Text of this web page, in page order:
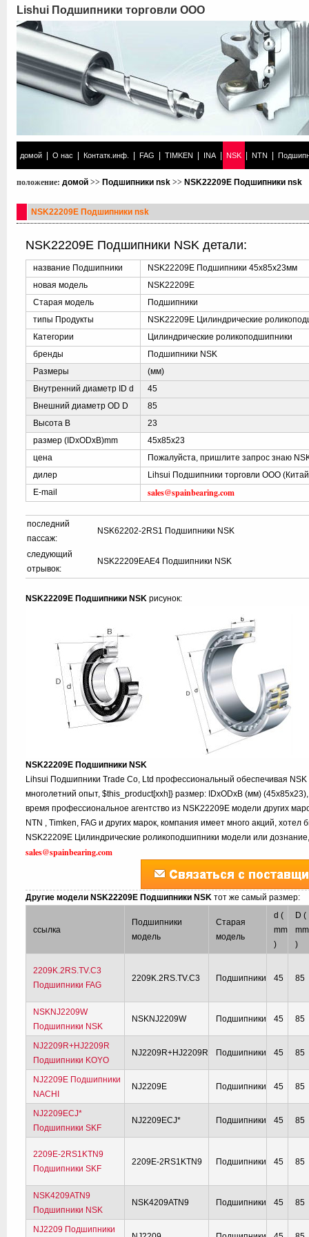
Lishui Подшипники торговли ООО
домой О нас Контатк.инф. FAG TIMKEN INA NSK NTN
положение: домой >> Подшипники nsk >> NSK22209E Подшипники nsk
NSK22209E Подшипники nsk
NSK22209E Подшипники NSK детали:
название Подшипники
NSK22209E Подшипники 45x85x23мм
новая модель
NSK22209E
Старая модель
Подшипники
типы Продукты
NSK22209E Цилиндрические
Категории
Цилиндрические роликоподшипники
бренды
Подшипники NSK
Размеры
(мм)
Внутренний диаметр ID d
45
Внешний диаметр OD D
85
Высота B
23
размер (IDxODxB)mm
45x85x23
цена
Пожалуйста, пришлите запрос знаю
дилер
Lihsui Подшипники торговли ООО
E-mail
sales@spainbearing.com
последний
пассаж:
NSK62202-2RS1 Подшипники NSK
следующий
отрывок:
NSK22209EAE4 Подшипники NSK
NSK22209E Подшипники NSK рисунок:
NSK22209E Подшипники NSK
Lihsui Подшипники Trade Co, Ltd профессиональный обеспечивая
многолетний опыт, $this_product[xxh]} размер: IDxODxB (мм)
время профессиональное агентство из NSK22209E модели других
NTN , Timken, FAG и других марок, компания имеет много акций,
NSK22209E Цилиндрические роликоподшипники модели или
sales@spainbearing.com
Другие модели NSK22209E Подшипники NSKтот же самый размер:
ссылка
Подшипники
модель
Старая
модель
d (
mm
)
D (
mm
)
2209K.2RS.TV.C3
Подшипники FAG
2209K.2RS.TV.C3 Подшипники 45 85
NSKNJ2209W
Подшипники NSK
NSKNJ2209W Подшипники 45 85
NJ2209R+HJ2209R
Подшипники KOYO
NJ2209R+HJ2209R Подшипники 45 85
NJ2209E Подшипники
NACHI
NJ2209E Подшипники 45 85
NJ2209ECJ*
Подшипники SKF
NJ2209ECJ* Подшипники 45 85
2209E-2RS1KTN9
Подшипники SKF
2209E-2RS1KTN9 Подшипники 45 85
NSK4209ATN9
Подшипники NSK
NSK4209ATN9 Подшипники 45 85
NJ2209 Подшипники